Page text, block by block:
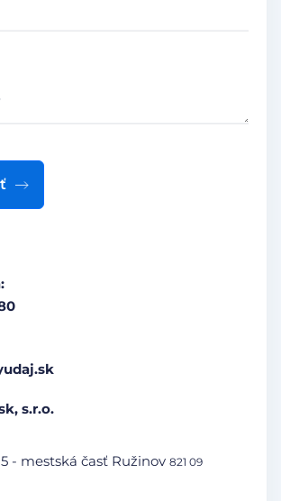
s.r.o.
- mestská časť Ružinov 821 09